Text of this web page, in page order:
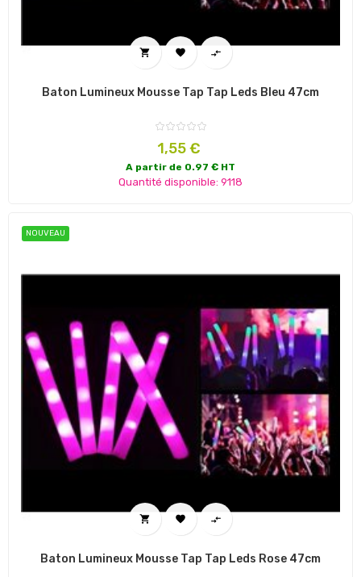
  
Baton Lumineux Mousse Tap Tap Leds Bleu 47cm
Prix
1,55 €
A partir de 0.97 € HT
Quantité disponible: 9118
NOUVEAU
  
Baton Lumineux Mousse Tap Tap Leds Rose 47cm